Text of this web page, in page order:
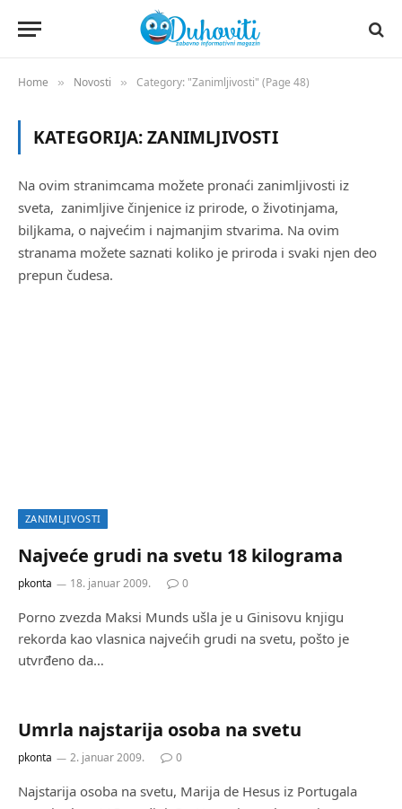
Home » Novosti » Category: "Zanimljivosti" (Page 48)
KATEGORIJA:ZANIMLJIVOSTI
Na ovim stranimcama možete pronaći zanimljivosti iz
sveta, zanimljive činjenice iz prirode, o životinjama,
biljkama, o najvećim i najmanjim stvarima. Na ovim
stranama možete saznati koliko je priroda i svaki njen deo
prepun čudesa.
ZANIMLJIVOSTI
Najveće grudi na svetu 18 kilograma
pkonta 18. januar 2009. 0
Porno zvezda Maksi Munds ušla je u Ginisovu knjigu
rekorda kao vlasnica najvećih grudi na svetu, pošto je
utvrđeno da…
Umrla najstarija osoba na svetu
pkonta 2. januar 2009. 0
Najstarija osoba na svetu, Marija de Hesus iz Portugala